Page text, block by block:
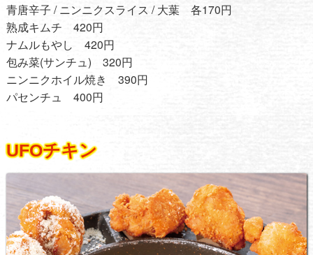
青唐辛子 / ニンニクスライス / 大葉 各170円
熟成キムチ 420円
ナムルもやし 420円
包み菜(サンチュ) 320円
ニンニクホイル焼き 390円
パセンチュ 400円
UFOチキン